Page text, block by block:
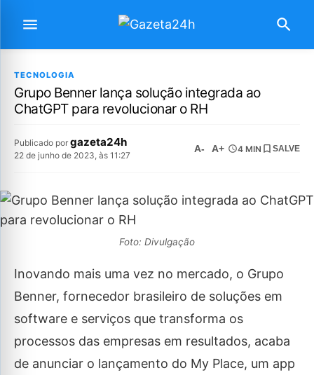
TECNOLOGIA
Grupo Benner lança solução integrada ao
ChatGPT para revolucionar o RH
Publicado por gazeta24h
22 de junho de 2023, às 11:27
A- A+ 4 MIN SALVE
Foto: Divulgação
Inovando mais uma vez no mercado, o Grupo
Benner, fornecedor brasileiro de soluções em
software e serviços que transforma os
processos das empresas em resultados, acaba
de anunciar o lançamento do My Place, um app